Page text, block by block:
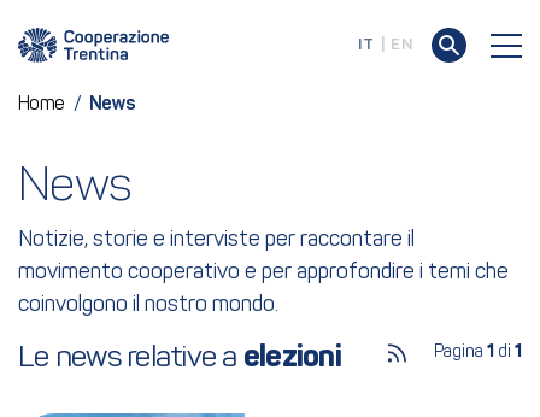
IT EN
Home / News
News
Notizie, storie e interviste per raccontare il
movimento cooperativo e per approfondire i temi che
coinvolgono il nostro mondo.
Le news relative a elezioni Pagina 1 di 1